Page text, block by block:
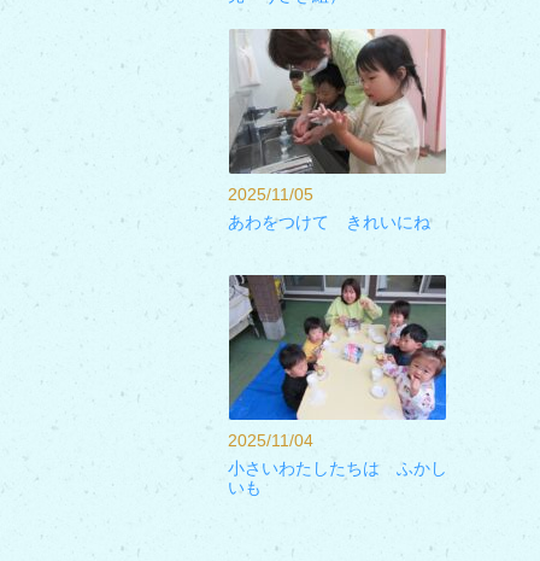
2025/11/05
あわをつけて きれいにね
2025/11/04
小さいわたしたちは ふかし
いも